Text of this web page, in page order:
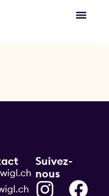
Suivez-
nous